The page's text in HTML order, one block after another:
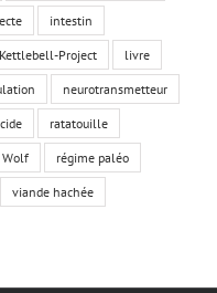
intestin
Kettlebell-Project livre
neurotransmetteur
ratatouille
Wolf régime paléo
viande hachée